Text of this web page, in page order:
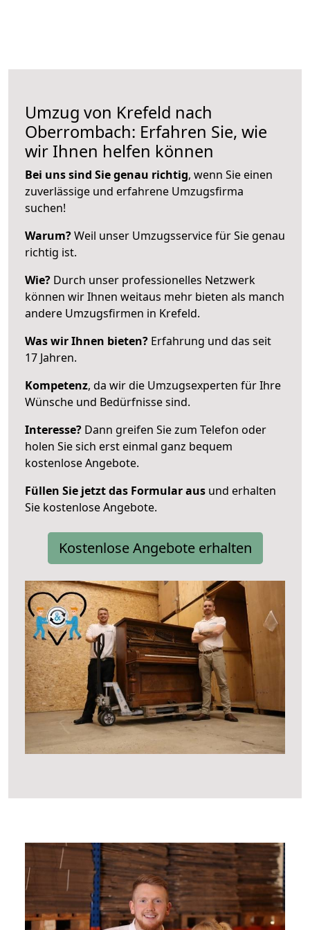
Umzug von Krefeld nach
Oberrombach: Erfahren Sie, wie
wir Ihnen helfen können
Bei uns sind Sie genau richtig, wenn Sie einen
zuverlässige und erfahrene Umzugsfirma
suchen!
Warum?Weil unser Umzugsservice für Sie genau
richtig ist.
Wie? Durch unser professionelles Netzwerk
können wir Ihnen weitaus mehr bieten als manch
andere Umzugsfirmen in Krefeld.
Was wir Ihnen bieten? Erfahrung und das seit
17 Jahren.
Kompetenz, da wir die Umzugsexperten für Ihre
Wünsche und Bedürfnisse sind.
Interesse? Dann greifen Sie zum Telefon oder
holen Sie sich erst einmal ganz bequem
kostenlose Angebote.
Füllen Sie jetzt das Formular aus und erhalten
Sie kostenlose Angebote.
Kostenlose Angebote erhalten